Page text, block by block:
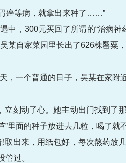
胃癌等病，就拿出来种了……”
，300元买回了所谓的“治病
某自家菜园里长出了626株罂粟
，一个普通的日子，吴某在家
立刻动了心。她主动出门找到了
里面的种子放进去几粒，喝了就
取出来，用纸包好，每次熬药放
过。